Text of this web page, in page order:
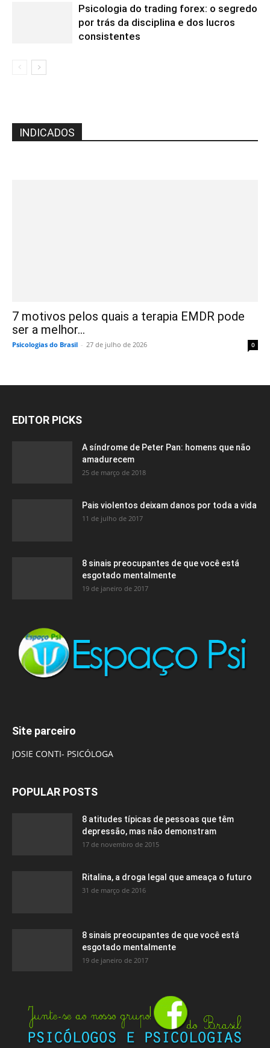
Psicologia do trading forex: o segredo
por trás da disciplina e dos lucros
consistentes
INDICADOS
7 motivos pelos quais a terapia EMDR pode
ser a melhor...
Psicologias do Brasil - 27 de julho de 2026 0
EDITOR PICKS
A síndrome de Peter Pan: homens que não
amadurecem
25 de março de 2018
Pais violentos deixam danos por toda a vida
11 de julho de 2017
8 sinais preocupantes de que você está
esgotado mentalmente
19 de janeiro de 2017
Site parceiro
JOSIE CONTI- PSICÓLOGA
POPULAR POSTS
8 atitudes típicas de pessoas que têm
depressão, mas não demonstram
17 de novembro de 2015
Ritalina, a droga legal que ameaça o futuro
31 de março de 2016
8 sinais preocupantes de que você está
esgotado mentalmente
19 de janeiro de 2017